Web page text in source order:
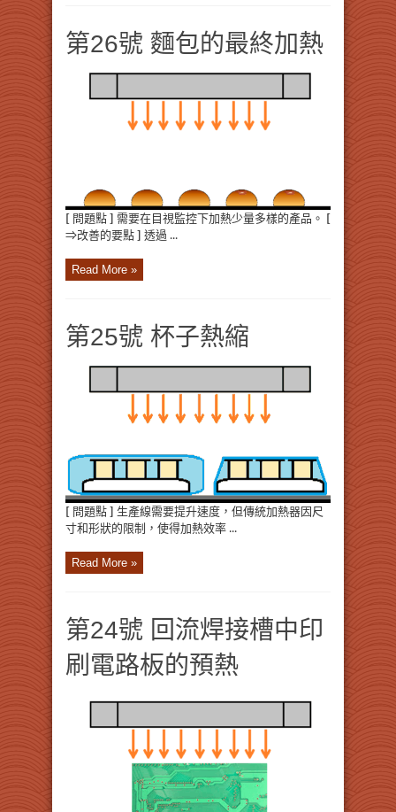
第26號 麵包的最終加熱
[ 問題點 ] 需要在目視監控下加熱少量多樣的產品。 [
⇒改善的要點 ] 透過 ...
Read More »
第25號 杯子熱縮
[ 問題點 ] 生產線需要提升速度，但傳統加熱器因尺
寸和形狀的限制，使得加熱效率 ...
Read More »
第24號 回流焊接槽中印
刷電路板的預熱